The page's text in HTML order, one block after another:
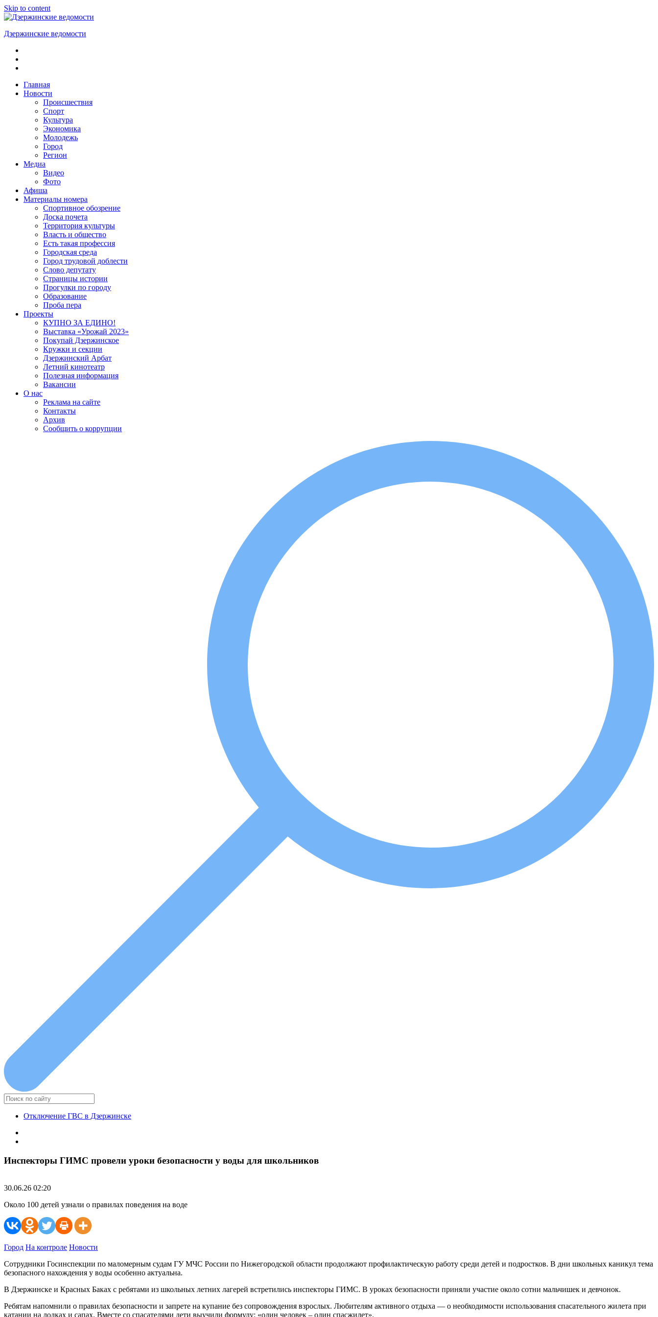
Skip to content
Дзержинские ведомости
ОБЩЕСТВЕННО-
ПОЛИТИЧЕСКАЯ
ГАЗЕТАГлавная
Новости
Происшествия
Спорт
Культура
Экономика
Молодежь
Город
Регион
Медиа
Видео
Фото
Афиша
Материалы номера
Спортивное обозрение
Доска почета
Территория культуры
Власть и общество
Есть такая профессия
Городская среда
Город трудовой доблести
Слово депутату
Страницы истории
Прогулки по городу
Образование
Проба пера
Проекты
КУПНО ЗА ЕДИНО!
Выставка «Урожай 2023»
Покупай Дзержинское
Кружки и секции
Дзержинский Арбат
Летний кинотеатр
Полезная информация
Вакансии
О нас
Реклама на сайте
Контакты
Архив
Сообщить о коррупции
Отключение ГВС в Дзержинске
Инспекторы ГИМС провели уроки безопасности у воды для школьников
30.06.26 02:20
Около 100 детей узнали о правилах поведения на воде
Город На контроле Новости
Сотрудники Госинспекции по маломерным судам ГУ МЧС России по Нижегородской области продолжают профилактическую работу среди детей и подростков. В дни школьных каникул тема
безопасного нахождения у воды особенно актуальна.
В Дзержинске и Красных Баках с ребятами из школьных летних лагерей встретились инспекторы ГИМС. В уроках безопасности приняли участие около сотни мальчишек и девчонок.
Ребятам напомнили о правилах безопасности и запрете на купание без сопровождения взрослых. Любителям активного отдыха — о необходимости использования спасательного жилета при
катании на лодках и сапах. Вместе со спасателями дети выучили формулу: «один человек – один спасжилет».